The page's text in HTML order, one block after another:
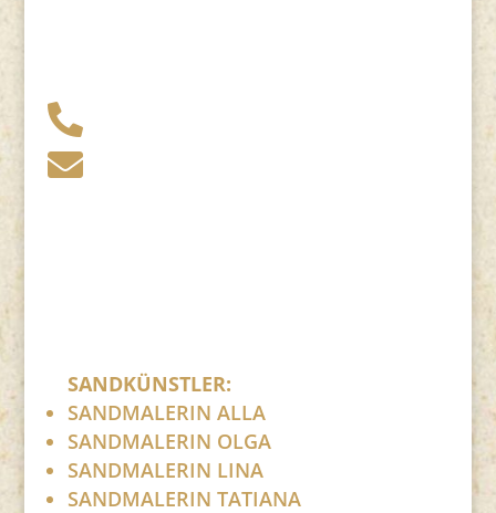


SANDKÜNSTLER:
SANDMALERIN ALLA
SANDMALERIN OLGA
SANDMALERIN LINA
SANDMALERIN TATIANA